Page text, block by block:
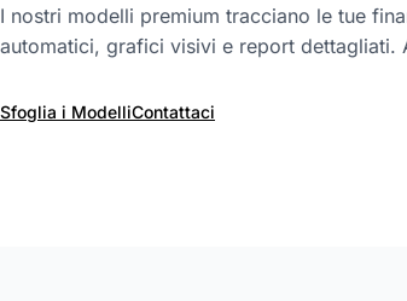
I nostri modelli premium tracciano le tue
automatici, grafici visivi e report dettagliati.
Sfoglia i ModelliContattaci